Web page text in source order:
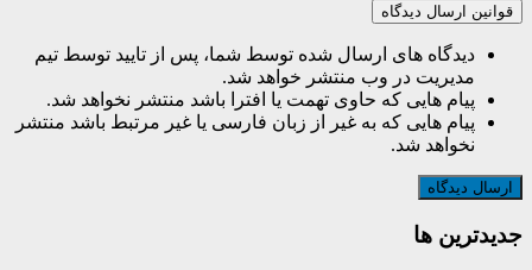
قوانین ارسال دیدگاه
دیدگاه های ارسال شده توسط شما، پس از تایید توسط تیم
مدیریت در وب منتشر خواهد شد.
پیام هایی که حاوی تهمت یا افترا باشد منتشر نخواهد شد.
پیام هایی که به غیر از زبان فارسی یا غیر مرتبط باشد منتشر
نخواهد شد.
جديدترين ها